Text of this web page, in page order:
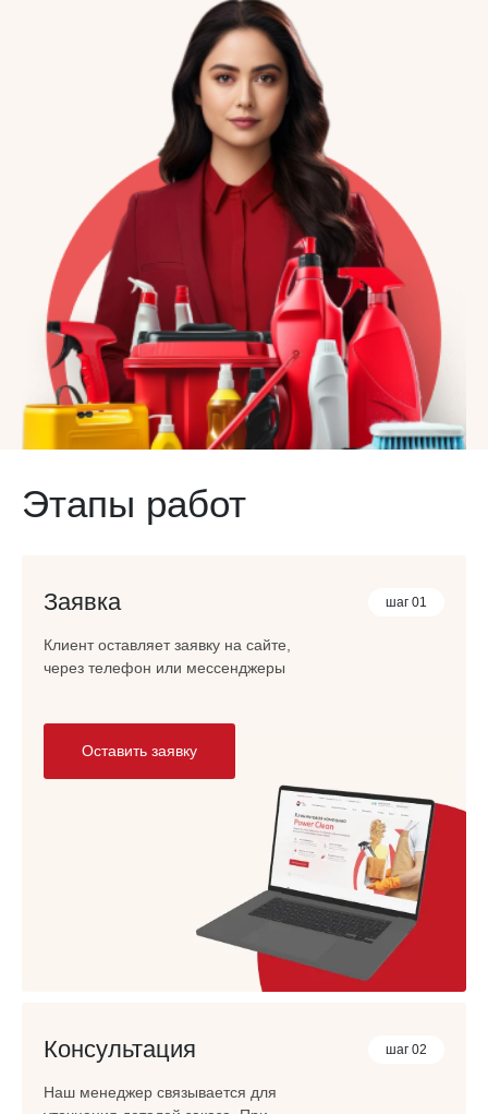
Этапы работ
шаг 01
Заявка
Клиент оставляет заявку на сайте,
через телефон или мессенджеры
Оставить заявку
шаг 02
Консультация
Наш менеджер связывается для